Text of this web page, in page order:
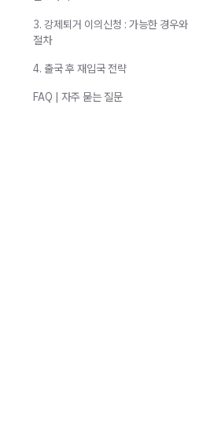
3. 강제퇴거 이의신청 : 가능한 경우와
절차
4. 출국 후 재입국 전략
FAQ | 자주 묻는 질문